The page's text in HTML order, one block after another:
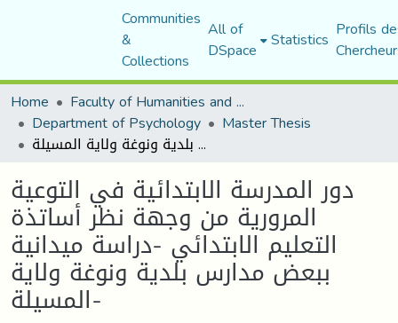
Communities
&
Collections
All of
DSpace Statistics Profils
Home
Faculty of Humanities and Social Sciences
Department of Psychology Master Thesis
دور المدرسة الابتدائية في التوعية المرورية من وجهة نظر أساتذة التعليم الابتدائي -دراسة ميدانية ببعض مدارس بلدية ونوغة ولاية المسيلة-
دور المدرسة الابتدائية في التوعية
المرورية من وجهة نظر أساتذة
التعليم الابتدائي -دراسة ميدانية
ببعض مدارس بلدية ونوغة ولاية
المسيلة-